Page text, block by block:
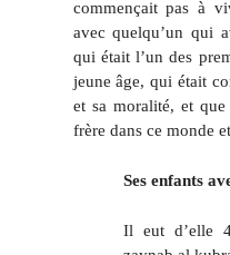
commençait pas à
avec quelqu’un qui
qui était l’un des
jeune âge, qui était
et sa moralité, et
frère dans ce monde
Ses enfants
Il eut d’elle